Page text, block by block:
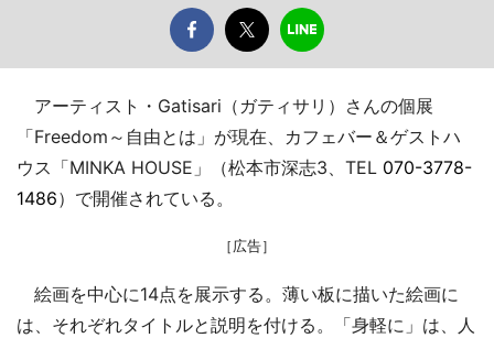
アーティスト・Gatisari（ガティサリ）さんの個展
「Freedom～自由とは」が現在、カフェバー＆ゲストハ
ウス「MINKA HOUSE」（松本市深志3、TEL 070-3778-
1486）で開催されている。
［広告］
絵画を中心に14点を展示する。薄い板に描いた絵画に
は、それぞれタイトルと説明を付ける。「身軽に」は、人